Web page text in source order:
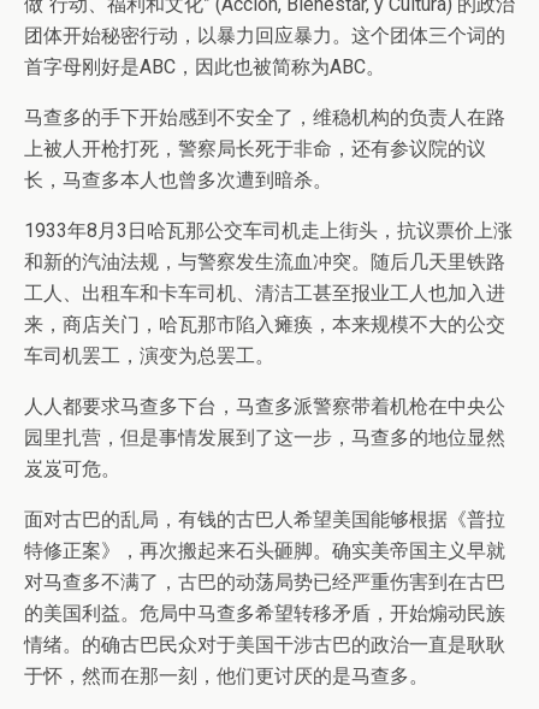
团体开始秘密行动，以暴力回应暴力。这个团体三个词的
首字母刚好是ABC，因此也被简称为ABC。
马查多的手下开始感到不安全了，维稳机构的负责人在路
上被人开枪打死，警察局长死于非命，还有参议院的议
长，马查多本人也曾多次遭到暗杀。
1933年8月3日哈瓦那公交车司机走上街头，抗议票价上涨
和新的汽油法规，与警察发生流血冲突。随后几天里铁路
工人、出租车和卡车司机、清洁工甚至报业工人也加入进
来，商店关门，哈瓦那市陷入瘫痪，本来规模不大的公交
车司机罢工，演变为总罢工。
人人都要求马查多下台，马查多派警察带着机枪在中央公
园里扎营，但是事情发展到了这一步，马查多的地位显然
岌岌可危。
面对古巴的乱局，有钱的古巴人希望美国能够根据《普拉
特修正案》，再次搬起来石头砸脚。确实美帝国主义早就
对马查多不满了，古巴的动荡局势已经严重伤害到在古巴
的美国利益。危局中马查多希望转移矛盾，开始煽动民族
情绪。的确古巴民众对于美国干涉古巴的政治一直是耿耿
于怀，然而在那一刻，他们更讨厌的是马查多。